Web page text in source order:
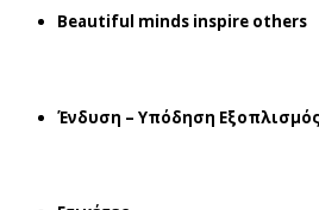
Beautiful minds inspire others
Ένδυση – Υπόδηση Εξοπλισμός